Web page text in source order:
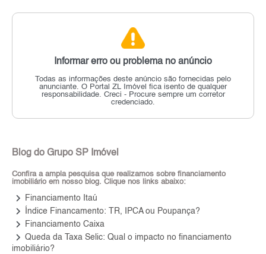
Informar erro ou problema no anúncio
Todas as informações deste anúncio são fornecidas pelo
anunciante. O Portal ZL Imóvel fica isento de qualquer
responsabilidade. Creci - Procure sempre um corretor
credenciado.
Blog do Grupo SP Imóvel
Confira a ampla pesquisa que realizamos sobre financiamento
imobiliário em nosso blog. Clique nos links abaixo:
keyboard_arrow_right Financiamento Itaú
keyboard_arrow_right Índice Financamento: TR, IPCA ou Poupança?
keyboard_arrow_right Financiamento Caixa
keyboard_arrow_right Queda da Taxa Selic: Qual o impacto no financiamento
imobiliário?